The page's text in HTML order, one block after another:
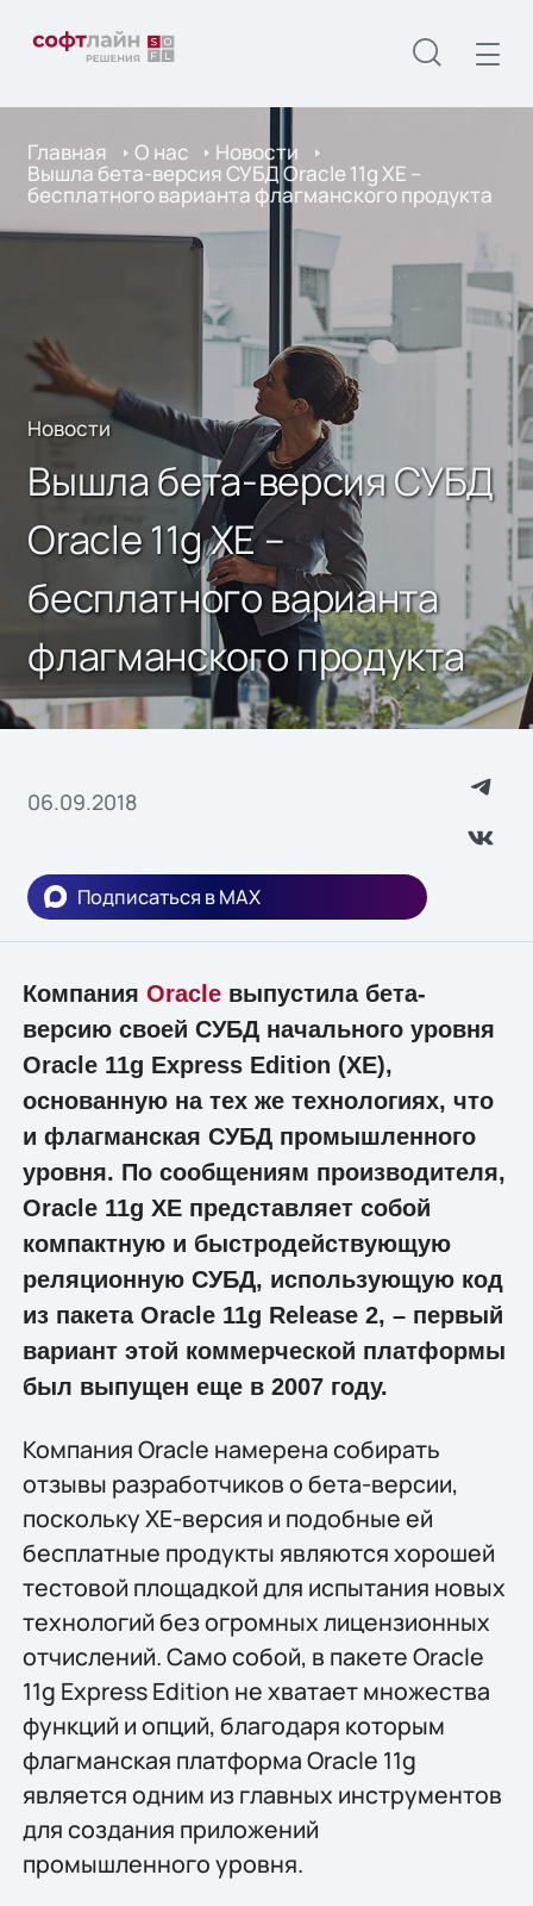
Главная О нас Новости
Вышла бета-версия СУБД Oracle 11g XE –
бесплатного варианта флагманского продукта
Новости
Вышла бета-версия СУБД
Oracle 11g XE –
бесплатного варианта
флагманского продукта
06.09.2018
Подписаться в MAX
Компания Oracleвыпустила бета-
версию своей СУБД начального уровня
Oracle 11g Express Edition (XE),
основанную на тех же технологиях, что
и флагманская СУБД промышленного
уровня. По сообщениям производителя,
Oracle 11g XE представляет собой
компактную и быстродействующую
реляционную СУБД, использующую код
из пакета Oracle 11g Release 2, – первый
вариант этой коммерческой платформы
был выпущен еще в 2007 году.
Компания Oracle намерена собирать
отзывы разработчиков о бета-версии,
поскольку XE-версия и подобные ей
бесплатные продукты являются хорошей
тестовой площадкой для испытания новых
технологий без огромных лицензионных
отчислений. Само собой, в пакете Oracle
11g Express Edition не хватает множества
функций и опций, благодаря которым
флагманская платформа Oracle 11g
является одним из главных инструментов
для создания приложений
промышленного уровня.